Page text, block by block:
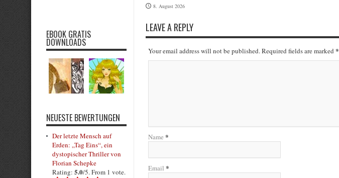
8. August 2026
LEAVE A REPLY
Your email address will not be published. Required fields are marked *
Name *
Email *
EBOOK GRATIS
DOWNLOADS
NEUESTE BEWERTUNGEN
Der letzte Mensch auf
Erden: „Tag Eins“, ein
dystopischer Thriller von
Florian Schepke
Rating: 5.0/5. From 1 vote.